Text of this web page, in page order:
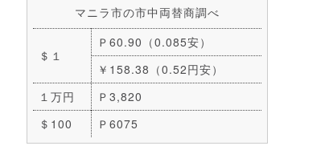
マニラ市の市中両替商調べ
＄１
Ｐ60.90（0.085安）
￥158.38（0.52円安）
１万円
Ｐ3,820
＄100
Ｐ6075